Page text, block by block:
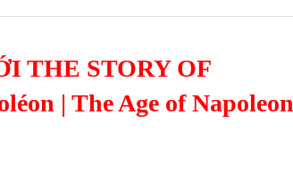
THE STORY OF
| The Age of Napoleon